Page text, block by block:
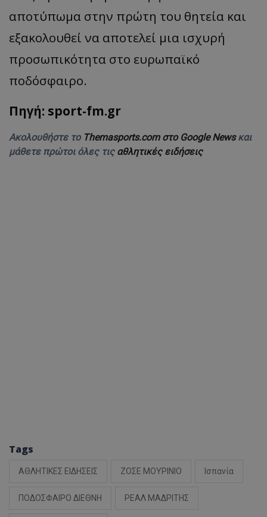
αποτύπωμα στην πρώτη του θητεία και
εξακολουθεί να αποτελεί μια ισχυρή
προσωπικότητα στο ευρωπαϊκό
ποδόσφαιρο.
Πηγή: sport-fm.gr
Ακολουθήστε το Themasports.com στο Google Newsκαι
μάθετε πρώτοι όλες τις αθλητικές ειδήσεις
Tags
ΑΘΛΗΤΙΚΕΣ ΕΙΔΗΣΕΙΣ ΖΟΣΕ ΜΟΥΡΙΝΙΟ Ισπανία
ΠΟΔΟΣΦΑΙΡΟ ΔΙΕΘΝΗ ΡΕΑΛ ΜΑΔΡΙΤΗΣ